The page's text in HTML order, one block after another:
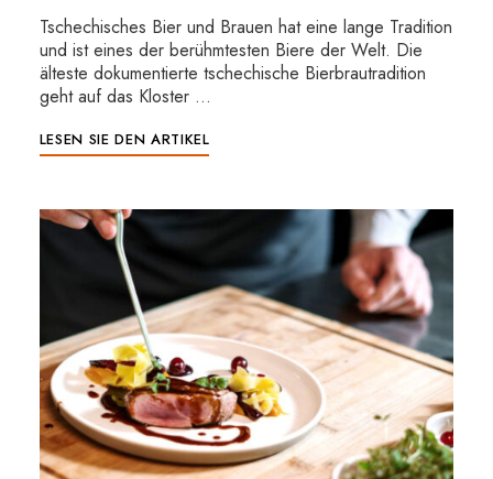
Tschechisches Bier und Brauen hat eine lange Tradition
und ist eines der berühmtesten Biere der Welt. Die
älteste dokumentierte tschechische Bierbrautradition
geht auf das Kloster …
LESEN SIE DEN ARTIKEL